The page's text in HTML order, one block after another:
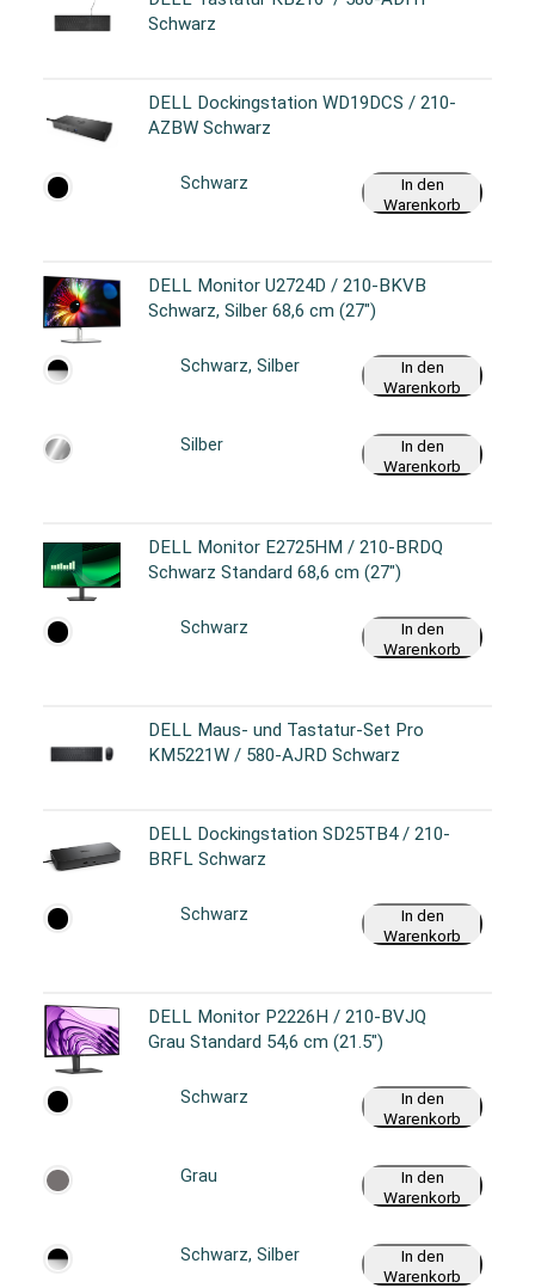
Schwarz
DELL Dockingstation WD19DCS / 210-
AZBW Schwarz
Schwarz
In den
Warenkorb
DELL Monitor U2724D / 210-BKVB
Schwarz, Silber 68,6 cm (27")
Schwarz, Silber
In den
Warenkorb
Silber
In den
Warenkorb
DELL Monitor E2725HM / 210-BRDQ
Schwarz Standard 68,6 cm (27")
Schwarz
In den
Warenkorb
DELL Maus- und Tastatur-Set Pro
KM5221W / 580-AJRD Schwarz
DELL Dockingstation SD25TB4 / 210-
BRFL Schwarz
Schwarz
In den
Warenkorb
DELL Monitor P2226H / 210-BVJQ
Grau Standard 54,6 cm (21.5")
Grau
In den
Warenkorb
Schwarz
In den
Warenkorb
Schwarz, Silber
In den
Warenkorb